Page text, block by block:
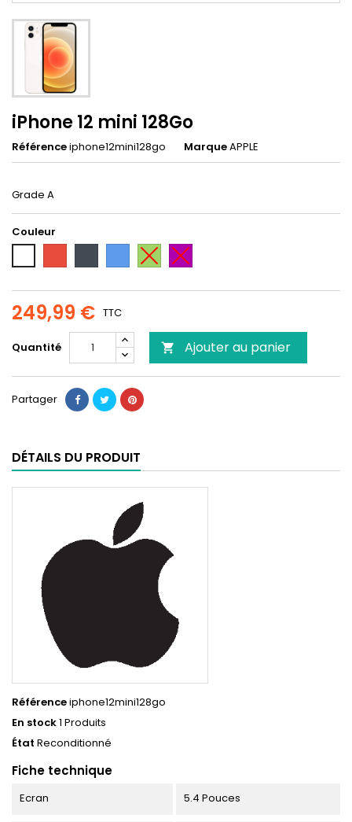
iPhone 12 mini 128Go
Référenceiphone12mini128go MarqueAPPLE
Grade A
Couleur
Vert Violet
249,99 € TTC
Quantité  Ajouter au panier
Partager
DÉTAILS DU PRODUIT
Référenceiphone12mini128go
En stock1 Produits
État Reconditionné
Fiche technique
Ecran 5.4 Pouces